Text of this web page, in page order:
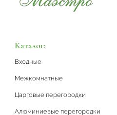
Каталог:
Входные
Межкомнатные
Царговые перегородки
Алюминиевые перегородки